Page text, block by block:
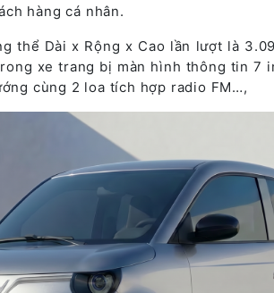
hàng cá nhân.
thể Dài x Rộng x Cao lần lượt là
xe trang bị màn hình thông tin 7
cùng 2 loa tích hợp radio FM…,